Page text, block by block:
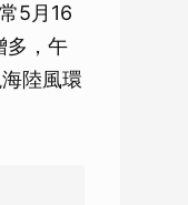
5月16
多，午
陸風環